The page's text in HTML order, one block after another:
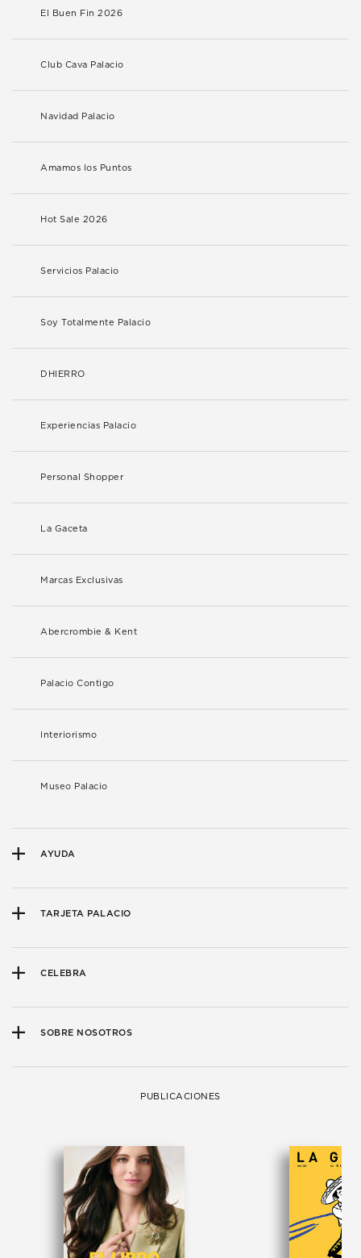
El Buen Fin 2026
Club Cava Palacio
Navidad Palacio
Amamos los Puntos
Hot Sale 2026
Servicios Palacio
Soy Totalmente Palacio
DHIERRO
Experiencias Palacio
Personal Shopper
La Gaceta
Marcas Exclusivas
Abercrombie & Kent
Palacio Contigo
Interiorismo
Museo Palacio
AYUDA
TARJETA PALACIO
CELEBRA
SOBRE NOSOTROS
PUBLICACIONES